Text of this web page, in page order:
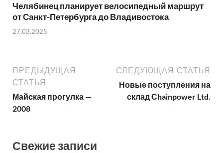
Челябинец планирует велосипедный маршрут
от Санкт-Петербурга до Владивостока
27.03.2025
ПРЕДЫДУЩАЯ
СТАТЬЯ
Майская прогулка —
2008
СЛЕДУЮЩАЯ СТАТЬЯ
Новые поступления на
склад Сhainpower Ltd.
Свежие записи